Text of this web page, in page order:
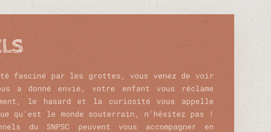
fasciné par les grottes, vous venez de voir
a donné envie, votre enfant vous réclame
le hasard et la curiosité vous appelle
qu'est le monde souterrain, n'hésitez pas !
du SNPSC peuvent vous accompagner en